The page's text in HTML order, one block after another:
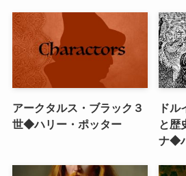
アークタルス・ブラック３
世◆ハリー・ポッター
ドル
と歴
ナ◆